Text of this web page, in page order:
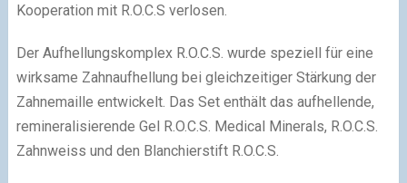
Kooperation mit R.O.C.S verlosen.
Der Aufhellungskomplex R.O.C.S. wurde speziell für eine
wirksame Zahnaufhellung bei gleichzeitiger Stärkung der
Zahnemaille entwickelt. Das Set enthält das aufhellende,
remineralisierende Gel R.O.C.S. Medical Minerals, R.O.C.S.
Zahnweiss und den Blanchierstift R.O.C.S.